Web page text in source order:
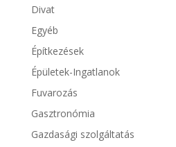
Divat
Egyéb
Építkezések
Épületek-Ingatlanok
Fuvarozás
Gasztronómia
Gazdasági szolgáltatás